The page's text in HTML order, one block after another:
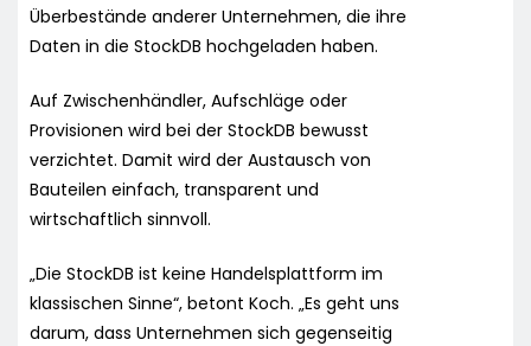
Überbestände anderer Unternehmen, die ihre
Daten in die StockDB hochgeladen haben.
Auf Zwischenhändler, Aufschläge oder
Provisionen wird bei der StockDB bewusst
verzichtet. Damit wird der Austausch von
Bauteilen einfach, transparent und
wirtschaftlich sinnvoll.
„Die StockDB ist keine Handelsplattform im
klassischen Sinne“, betont Koch. „Es geht uns
darum, dass Unternehmen sich gegenseitig